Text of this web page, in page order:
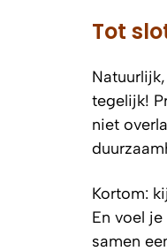
Tot
tegelijk!
niet
Kortom:
En voel
samen